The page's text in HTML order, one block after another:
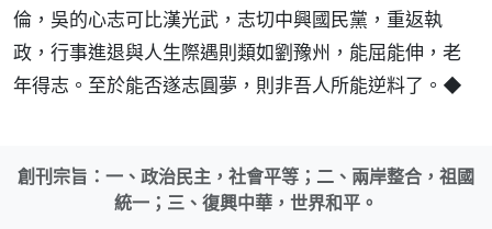
倫，吳的心志可比漢光武，志切中興國民黨，重返執
政，行事進退與人生際遇則類如劉豫州，能屈能伸，老
年得志。至於能否遂志圓夢，則非吾人所能逆料了。◆
創刊宗旨：一、政治民主，社會平等；二、兩岸整合，祖國
統一；三、復興中華，世界和平。